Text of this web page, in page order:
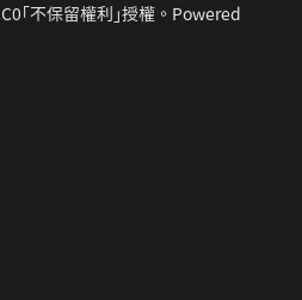
｢不保留權利｣授權。Powered